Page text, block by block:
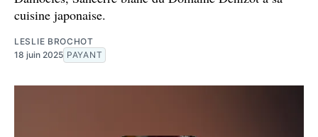
cuisine japonaise.
LESLIE BROCHOT
18 juin 2025 PAYANT